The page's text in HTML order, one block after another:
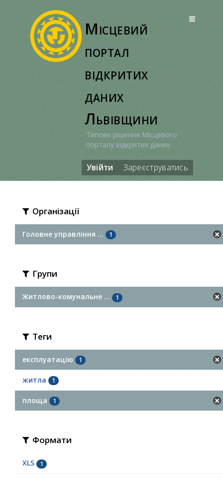
Місцевий
портал
відкритих
даних
Львівщини
Типове рішення Місцевого
порталу відкритих даних
Увійти Зареєструватись
Організації
Головне управління ... 1
Групи
Житлово-комунальне ... 1
Теги
експлуатацію 1
житла 1
площа 1
Формати
XLS 1